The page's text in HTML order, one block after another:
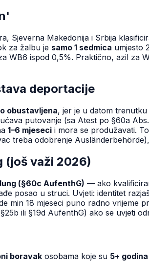
Sjeverna Makedonija i Srbija
za žalbu je samo 1 sedmica umjesto
WB6 ispod 0,5%. Praktično, azil
deportacije
obustavljena, jer je u datom
putovanje (sa Atest po §60a
1–6 mjeseci i mora se produžavati.
treba odobrenje
(još važi 2026)
(§60c AufenthG) — ako
posao u struci. Uvjeti: identitet
min 18 mjeseci puno radno vrijeme
ili §19d AufenthG) ako se uvjeti
boravak osobama koje su 5+